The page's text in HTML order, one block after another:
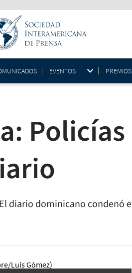
EVENTOS PREMIOS
diario dominicano condenó